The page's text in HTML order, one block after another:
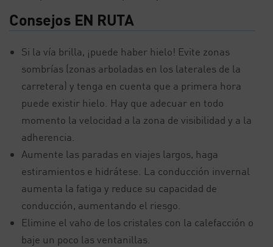
Consejos EN RUTA
Si la vía brilla, ¡puede haber hielo! Evite zonas
sombrías (zonas arboladas en los laterales de la
carretera) y tenga en cuenta que a primera hora
puede existir hielo. Hay que adecuar en todo
momento la velocidad a la zona de visibilidad y a la
adherencia.
Aumente las paradas en viajes largos, haga
estiramientos e hidrátese. La conducción invernal
aumenta la fatiga y reduce su capacidad de
conducción, aumentando el riesgo.
Elimine el vaho de los cristales con la calefacción o
baje un poco las ventanillas.